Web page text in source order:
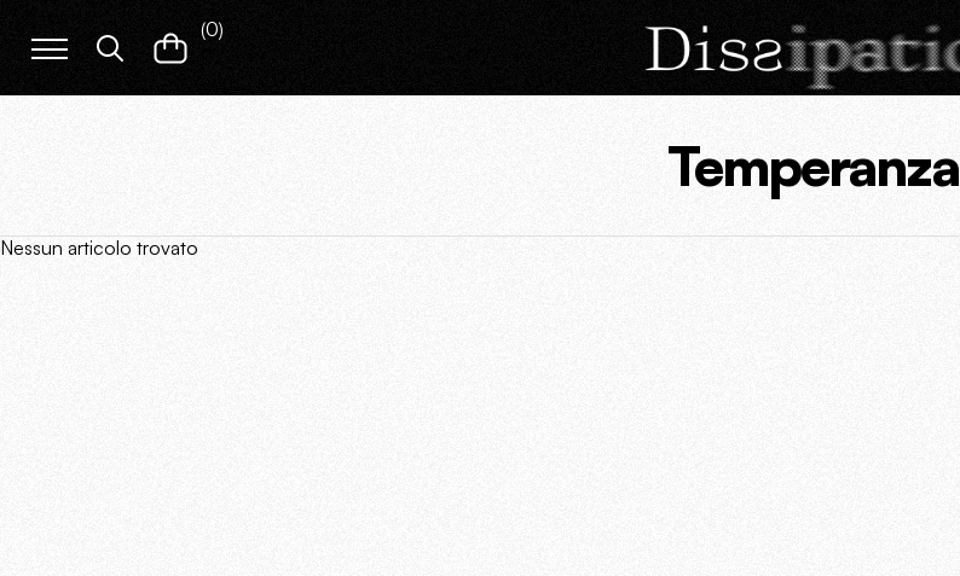
(0)
Temperanza
Nessun articolo trovato